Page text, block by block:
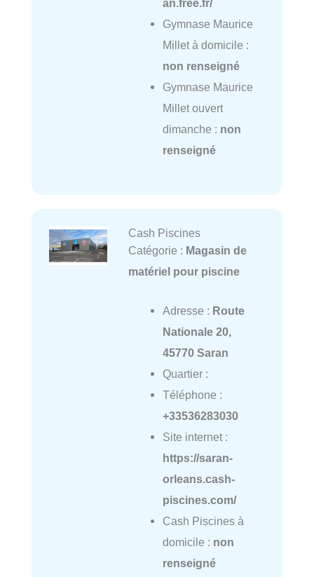
Gymnase Maurice
Millet à domicile :
non renseigné
Gymnase Maurice
Millet ouvert
dimanche : non
renseigné
Cash Piscines
Catégorie : Magasin de
matériel pour piscine
Adresse : Route
Nationale 20,
45770 Saran
Quartier :
Téléphone :
+33536283030
Site internet :
https://saran-
orleans.cash-
piscines.com/
Cash Piscines à
domicile : non
renseigné